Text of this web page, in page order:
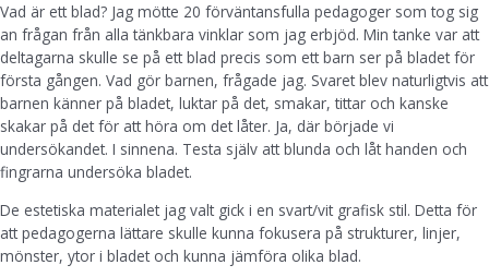
Vad är ett blad? Jag mötte 20 förväntansfulla pedagoger som tog sig
an frågan från alla tänkbara vinklar som jag erbjöd. Min tanke var att
deltagarna skulle se på ett blad precis som ett barn ser på bladet för
första gången. Vad gör barnen, frågade jag. Svaret blev naturligtvis att
barnen känner på bladet, luktar på det, smakar, tittar och kanske
skakar på det för att höra om det låter. Ja, där började vi
undersökandet. I sinnena. Testa själv att blunda och låt handen och
fingrarna undersöka bladet.
De estetiska materialet jag valt gick i en svart/vit grafisk stil. Detta för
att pedagogerna lättare skulle kunna fokusera på strukturer, linjer,
mönster, ytor i bladet och kunna jämföra olika blad.